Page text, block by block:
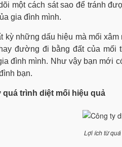
một cách sát sao để tránh
gia đình mình.
kỳ những dấu hiệu mà mối
đường đi bằng đất của mối
đình mình. Như vậy bạn mới
bạn.
quá trình diệt mối hiệu quả
Lợi ích từ